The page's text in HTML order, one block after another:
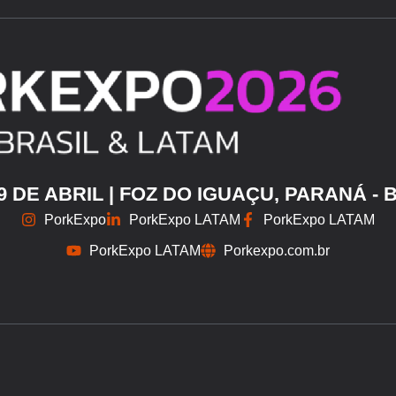
DE ABRIL | FOZ DO IGUAÇU, PARANÁ -
PorkExpo PorkExpo LATAM PorkExpo LATAM
PorkExpo LATAM Porkexpo.com.br